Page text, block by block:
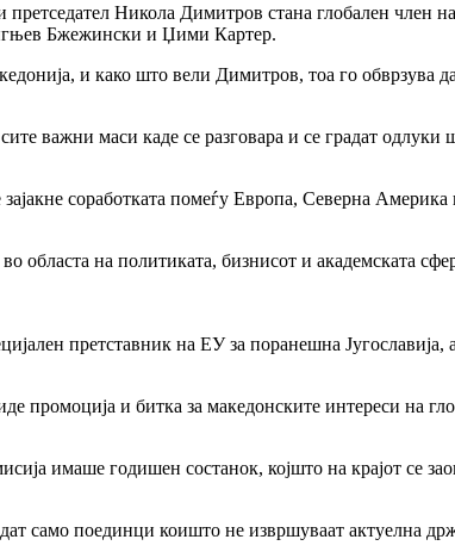
претседател Никола Димитров стана глобален член
Бжежински и Џими Картер.
и како што вели Димитров, тоа го обврзува
важни маси каде се разговара и се градат
соработката помеѓу Европа, Северна
областа на политиката, бизнисот и академската
претставник на ЕУ за поранешна Југославија,
промоција и битка за македонските интереси на
имаше годишен состанок, којшто на крајот се
само поединци коишто не извршуваат актуелна